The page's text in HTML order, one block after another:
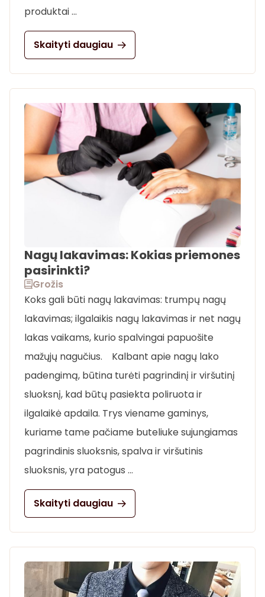
produktai …
Skaityti daugiau
Nagų lakavimas: Kokias priemones
pasirinkti?
Grožis
Koks gali būti nagų lakavimas: trumpų nagų
lakavimas; ilgalaikis nagų lakavimas ir net nagų
lakas vaikams, kurio spalvingai papuošite
mažųjų nagučius. Kalbant apie nagų lako
padengimą, būtina turėti pagrindinį ir viršutinį
sluoksnį, kad būtų pasiekta poliruota ir
ilgalaikė apdaila. Trys viename gaminys,
kuriame tame pačiame buteliuke sujungiamas
pagrindinis sluoksnis, spalva ir viršutinis
sluoksnis, yra patogus …
Skaityti daugiau